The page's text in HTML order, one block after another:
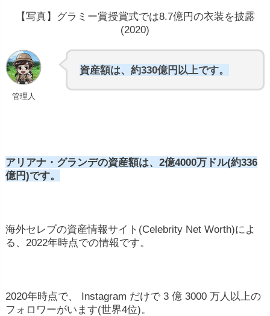
【写真】グラミー賞授賞式では8.7億円の衣装を披露
(2020)
管理人
資産額は、約330億円以上です。
アリアナ・グランデの資産額は、2億4000万ドル(約336
億円)です。
海外セレブの資産情報サイト(Celebrity Net Worth)によ
る、2022年時点での情報です。
2020年時点で、 Instagram だけで 3 億 3000 万人以上の
フォロワーがいます(世界4位)。